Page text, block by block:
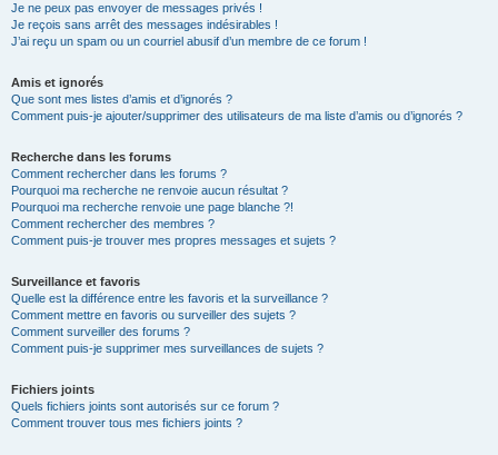
Je ne peux pas envoyer de messages privés !
Je reçois sans arrêt des messages indésirables !
J’ai reçu un spam ou un courriel abusif d’un membre de ce forum !
Amis et ignorés
Que sont mes listes d’amis et d’ignorés ?
Comment puis-je ajouter/supprimer des utilisateurs de ma liste d’amis ou d’ignorés ?
Recherche dans les forums
Comment rechercher dans les forums ?
Pourquoi ma recherche ne renvoie aucun résultat ?
Pourquoi ma recherche renvoie une page blanche ?!
Comment rechercher des membres ?
Comment puis-je trouver mes propres messages et sujets ?
Surveillance et favoris
Quelle est la différence entre les favoris et la surveillance ?
Comment mettre en favoris ou surveiller des sujets ?
Comment surveiller des forums ?
Comment puis-je supprimer mes surveillances de sujets ?
Fichiers joints
Quels fichiers joints sont autorisés sur ce forum ?
Comment trouver tous mes fichiers joints ?